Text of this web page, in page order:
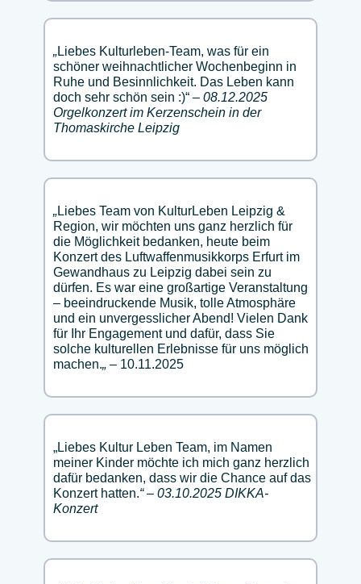
„Liebes Kulturleben-Team, was für ein
schöner weihnachtlicher Wochenbeginn in
Ruhe und Besinnlichkeit. Das Leben kann
doch sehr schön sein :)“ – 08.12.2025
Orgelkonzert im Kerzenschein in der
Thomaskirche Leipzig
„Liebes Team von KulturLeben Leipzig &
Region, wir möchten uns ganz herzlich für
die Möglichkeit bedanken, heute beim
Konzert des Luftwaffenmusikkorps Erfurt im
Gewandhaus zu Leipzig dabei sein zu
dürfen. Es war eine großartige Veranstaltung
– beeindruckende Musik, tolle Atmosphäre
und ein unvergesslicher Abend! Vielen Dank
für Ihr Engagement und dafür, dass Sie
solche kulturellen Erlebnisse für uns möglich
machen.„ – 10.11.2025
„Liebes Kultur Leben Team, im Namen
meiner Kinder möchte ich mich ganz herzlich
dafür bedanken, dass wir die Chance auf das
Konzert hatten.“ – 03.10.2025 DIKKA-
Konzert